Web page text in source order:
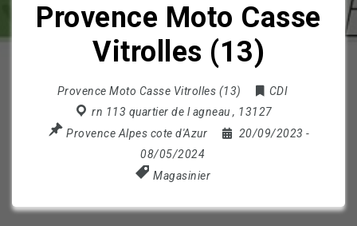
Provence Moto Casse
Vitrolles (13)
Provence Moto Casse Vitrolles (13)
CDI
rn 113 quartier de l agneau , 13127
Provence Alpes cote d'Azur
20/09/2023 -
08/05/2024
Magasinier